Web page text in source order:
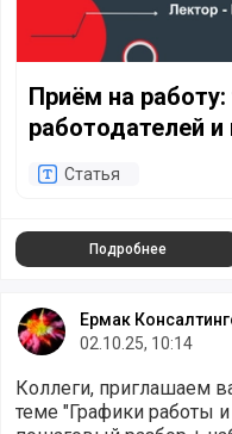
Приём на
работодателей
Статья
Подробнее
Ермак
02.10.25, 10:14
Коллеги, приглашаем
теме "Графики работы